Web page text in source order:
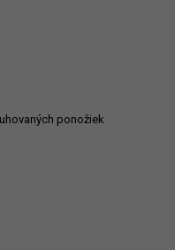
ponožiek